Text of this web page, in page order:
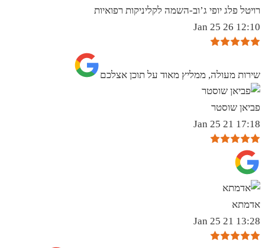
רויטל פלג יופי ג’וב-השמה לקליניקות רפואיות
12:10 26 Jan 25
שירות מעולה, ממליץ מאוד על תוכן אצלכם
פביאן שוסטר
17:18 21 Jan 25
אדמתא
13:28 21 Jan 25